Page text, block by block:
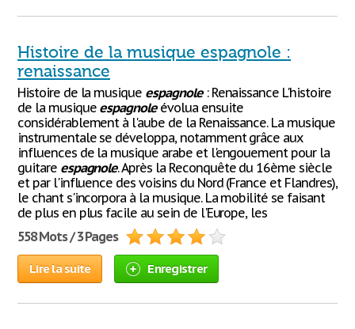
Histoire de la musique espagnole :
renaissance
Histoire de la musique espagnole: Renaissance L'histoire
de la musique espagnoleévolua ensuite
considérablement à l'aube de la Renaissance. La musique
instrumentale se développa, notamment grâce aux
influences de la musique arabe et l'engouement pour la
guitare espagnole. Après la Reconquête du 16ème siècle
et par l'influence des voisins du Nord (France et Flandres),
le chant s'incorpora à la musique. La mobilité se faisant
de plus en plus facile au sein de l'Europe, les
558 Mots / 3 Pages
Lire la suite Enregistrer